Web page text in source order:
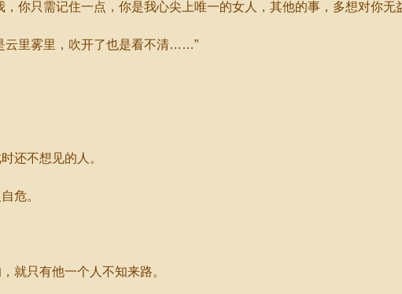
只需记住一点，你是我心尖上唯一的女人，其他的事，多想对你无
里雾里，吹开了也是看不清……”
还不想见的人。
危。
只有他一个人不知来路。